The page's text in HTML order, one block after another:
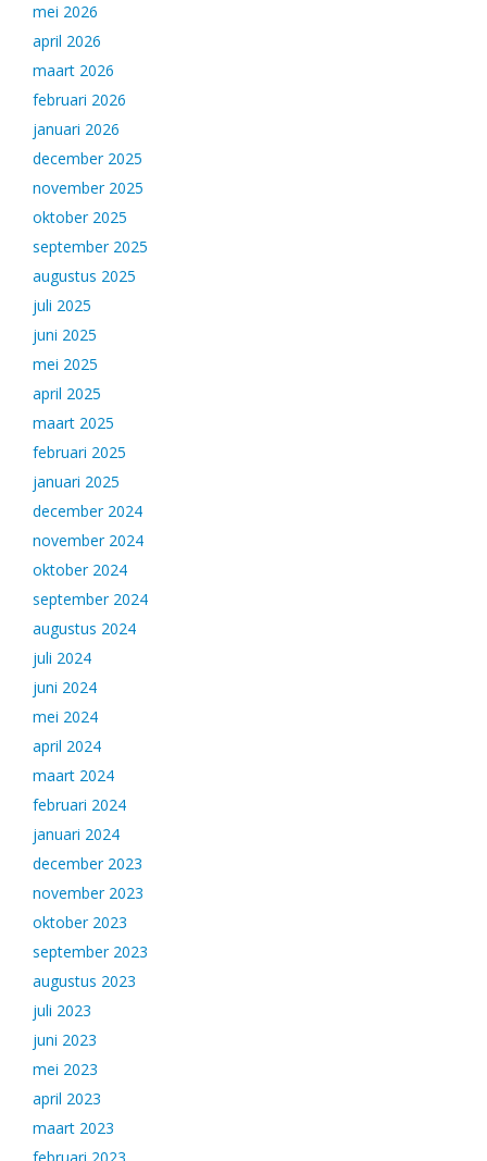
mei 2026
april 2026
maart 2026
februari 2026
januari 2026
december 2025
november 2025
oktober 2025
september 2025
augustus 2025
juli 2025
juni 2025
mei 2025
april 2025
maart 2025
februari 2025
januari 2025
december 2024
november 2024
oktober 2024
september 2024
augustus 2024
juli 2024
juni 2024
mei 2024
april 2024
maart 2024
februari 2024
januari 2024
december 2023
november 2023
oktober 2023
september 2023
augustus 2023
juli 2023
juni 2023
mei 2023
april 2023
maart 2023